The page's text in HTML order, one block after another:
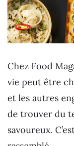
Chez Food
vie peut être
et les autres
de trouver du
savoureux.